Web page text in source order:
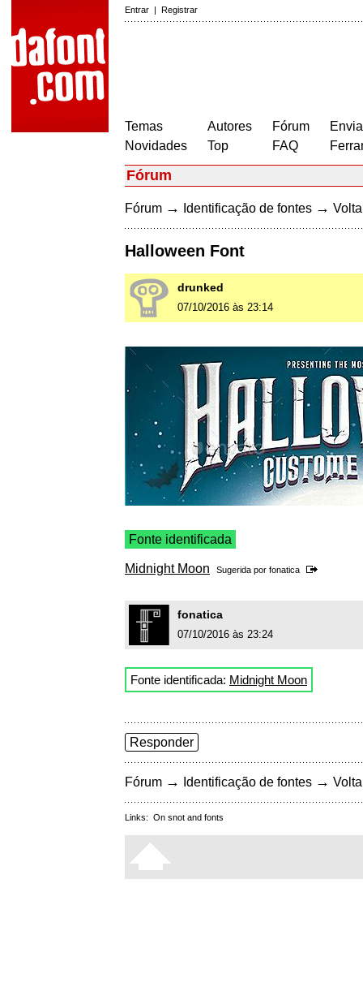
Entrar | Registrar
Temas
Novidades
Autores
Top
Fórum
FAQ
Fórum
Fórum → Identificação de fontes →
Halloween Font
drunked
07/10/2016 às 23:14
Fonte identificada
Midnight Moon Sugerida por fonatica
fonatica
07/10/2016 às 23:24
Fonte identificada: Midnight Moon
Responder
Fórum → Identificação de fontes →
Links: On snot and fonts